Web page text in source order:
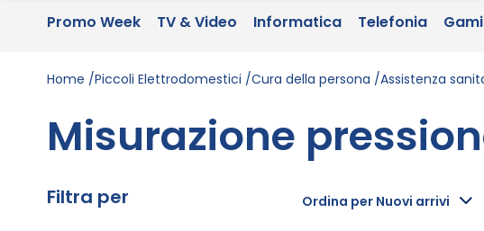
Promo Week TV & Video Informatica Telefonia
Home Piccoli Elettrodomestici Cura della persona Assistenza
Misurazione
Ordina per Nuovi arrivi
Filtra per